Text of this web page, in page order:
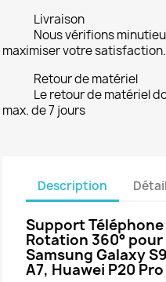
Livraison
Nous vérifions
maximiser votre satisfaction.
Retour de matériel
Le retour de matériel
max. de 7 jours
Description
Support
Rotation 360° pour
Samsung Galaxy
A7, Huawei P20